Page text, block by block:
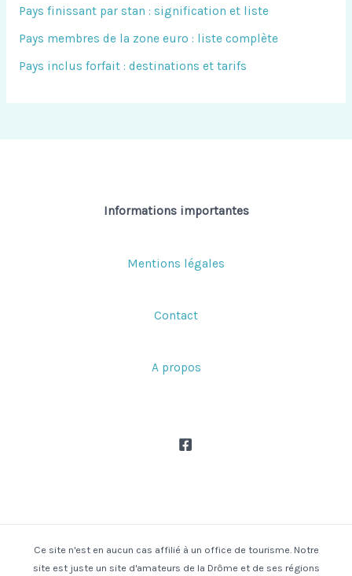
e
r
Pays finissant par stan : signification et liste
Pays membres de la zone euro : liste complète
Pays inclus forfait : destinations et tarifs
Informations importantes
Mentions légales
Contact
A propos
Ce site n'est en aucun cas affilié à un office de tourisme. Notre
site est juste un site d'amateurs de la Drôme et de ses régions